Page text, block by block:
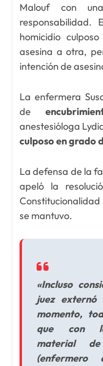
Malouf con
responsabilidad.
homicidio
asesina a otra,
intención de
La enfermera
de
anestesióloga
culposo en grado
La defensa de la
apeló la
se mantuvo.
«Incluso
juez externó
momento,
que con
material
(enfermero